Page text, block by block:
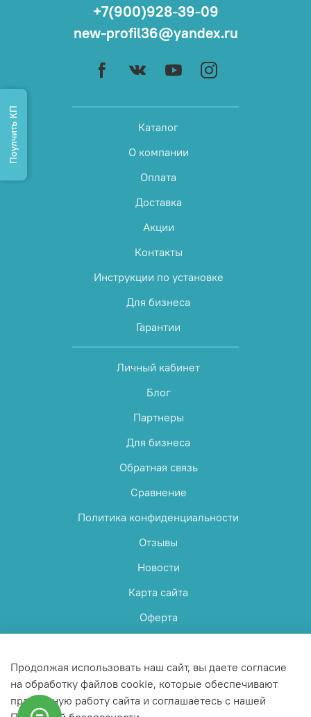
Каталог
О компании
Оплата
Доставка
Акции
Контакты
Инструкции по установке
Для бизнеса
Гарантии
Личный кабинет
Блог
Партнеры
Для бизнеса
Обратная связь
Сравнение
Политика конфиденциальности
Отзывы
Новости
Карта сайта
Оферта
+7(900)928-39-09
new-profil36@yandex.ru
Продолжая использовать наш сайт, вы даете согласие
на обработку файлов cookie, которые обеспечивают
правильную работу сайта и соглашаетесь с нашей
Поулчить КП